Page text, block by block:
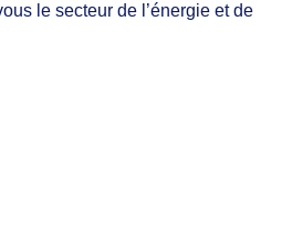
le secteur de l’énergie et de